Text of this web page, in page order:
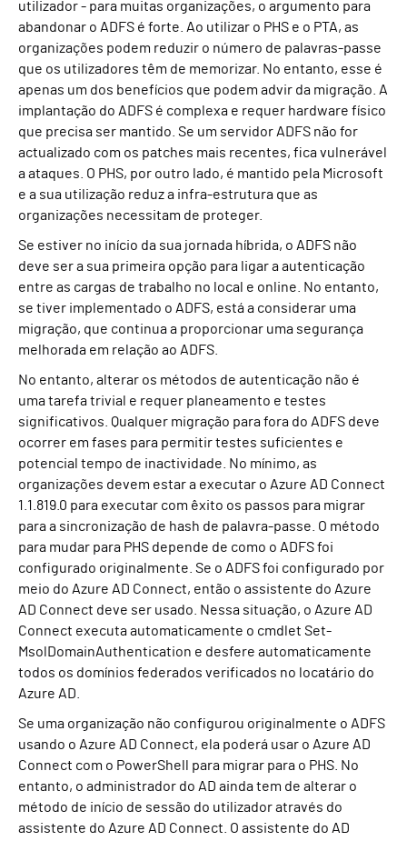
utilizador - para muitas organizações, o argumento para
abandonar o ADFS é forte. Ao utilizar o PHS e o PTA, as
organizações podem reduzir o número de palavras-passe
que os utilizadores têm de memorizar. No entanto, esse é
apenas um dos benefícios que podem advir da migração. A
implantação do ADFS é complexa e requer hardware físico
que precisa ser mantido. Se um servidor ADFS não for
actualizado com os patches mais recentes, fica vulnerável
a ataques. O PHS, por outro lado, é mantido pela Microsoft
e a sua utilização reduz a infra-estrutura que as
organizações necessitam de proteger.
Se estiver no início da sua jornada híbrida, o ADFS não
deve ser a sua primeira opção para ligar a autenticação
entre as cargas de trabalho no local e online. No entanto,
se tiver implementado o ADFS, está a considerar uma
migração, que continua a proporcionar uma segurança
melhorada em relação ao ADFS.
No entanto, alterar os métodos de autenticação não é
uma tarefa trivial e requer planeamento e testes
significativos. Qualquer migração para fora do ADFS deve
ocorrer em fases para permitir testes suficientes e
potencial tempo de inactividade. No mínimo, as
organizações devem estar a executar o Azure AD Connect
1.1.819.0 para executar com êxito os passos para migrar
para a sincronização de hash de palavra-passe. O método
para mudar para PHS depende de como o ADFS foi
configurado originalmente. Se o ADFS foi configurado por
meio do Azure AD Connect, então o assistente do Azure
AD Connect deve ser usado. Nessa situação, o Azure AD
Connect executa automaticamente o cmdlet Set-
MsolDomainAuthentication e desfere automaticamente
todos os domínios federados verificados no locatário do
Azure AD.
Se uma organização não configurou originalmente o ADFS
usando o Azure AD Connect, ela poderá usar o Azure AD
Connect com o PowerShell para migrar para o PHS. No
entanto, o administrador do AD ainda tem de alterar o
método de início de sessão do utilizador através do
assistente do Azure AD Connect. O assistente do AD